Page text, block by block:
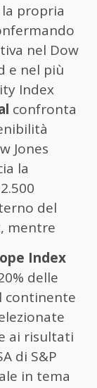
propria
nel Dow
e nel più
Index
confronta
Jones
la
del
mentre
Index
delle
continente
ai risultati
di S&P
in tema